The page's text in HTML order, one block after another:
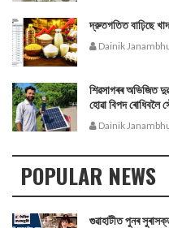
দ্রুতগতিত বাঢ়িছে
Dainik
শিৱসাগৰৰ অভিজিত
হোৱা বিপদ ৰোধিবলৈ
Dainik
POPULAR NEWS
গুৱাহাটীত পুনৰ